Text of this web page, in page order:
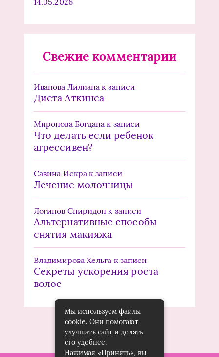
14.05.2026
Свежие комментарии
Иванова Лилиана к записи
Диета Аткинса
Миронова Богдана к записи
Что делать если ребенок
агрессивен?
Савина Искрак записи
Лечение молочницы
Логинов Спиридон к записи
Альтернативные способы
снятия макияжа
Владимирова Хельга к записи
Секреты ускорения роста
волос
Мы используем файлы
cookie. Они помогают
улучшать сайт и делать
его удобнее.
Нажимая «Принять», вы